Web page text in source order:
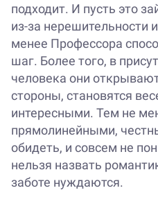
подходит. И пусть это
из-за нерешительности
менее Профессора
шаг. Более того, в
человека они
стороны, становятся
интересными. Тем не
прямолинейными,
обидеть, и совсем не
нельзя назвать
заботе нуждаются.